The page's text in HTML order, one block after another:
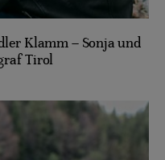
Klamm – Sonja und
Tirol